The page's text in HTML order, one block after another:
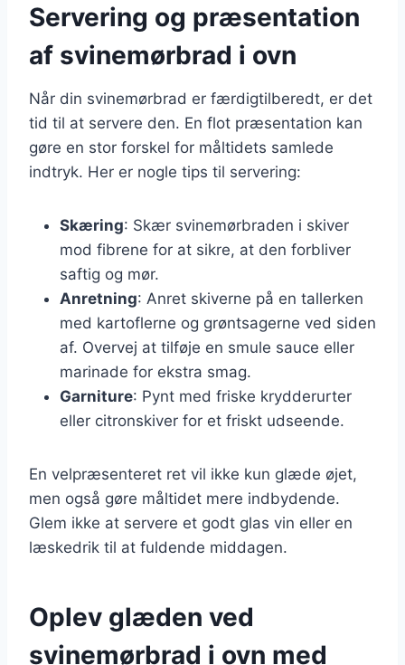
Servering og præsentation
af svinemørbrad i ovn
Når din svinemørbrad er færdigtilberedt, er det
tid til at servere den. En flot præsentation kan
gøre en stor forskel for måltidets samlede
indtryk. Her er nogle tips til servering:
Skæring: Skær svinemørbraden i skiver
mod fibrene for at sikre, at den forbliver
saftig og mør.
Anretning: Anret skiverne på en tallerken
med kartoflerne og grøntsagerne ved siden
af. Overvej at tilføje en smule sauce eller
marinade for ekstra smag.
Garniture: Pynt med friske krydderurter
eller citronskiver for et friskt udseende.
En velpræsenteret ret vil ikke kun glæde øjet,
men også gøre måltidet mere indbydende.
Glem ikke at servere et godt glas vin eller en
læskedrik til at fuldende middagen.
Oplev glæden ved
svinemørbrad i ovn med